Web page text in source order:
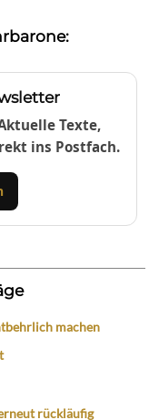
Texte,
ins Postfach.
machen
rückläufig